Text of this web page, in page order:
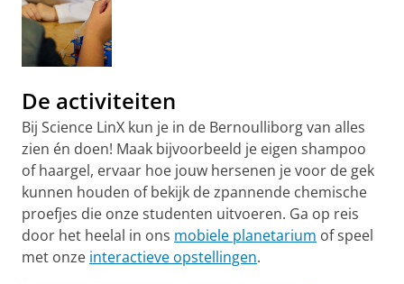
De activiteiten
Bij Science LinX kun je in de Bernoulliborg van alles
zien én doen! Maak bijvoorbeeld je eigen shampoo
of haargel, ervaar hoe jouw hersenen je voor de gek
kunnen houden of bekijk de zpannende chemische
proefjes die onze studenten uitvoeren. Ga op reis
door het heelal in ons mobiele planetarium of speel
met onze interactieve opstellingen.